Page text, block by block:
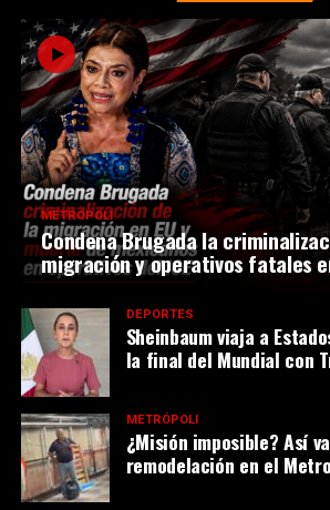
METRÓPOLI
Condena Brugada la
migración y operativos fatales
DEPORTES
Sheinbaum viaja a
la final del Mundial con
METRÓPOLI
¿Misión imposible? Así
remodelación en el Metro